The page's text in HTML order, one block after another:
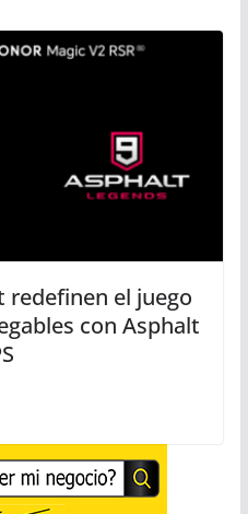
redefinen el juego
con Asphalt